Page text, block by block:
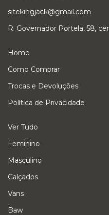
sitekingjack@gmail.com
R. Governador Portela, 58,
Home
Como Comprar
Trocas e Devoluções
Política de Privacidade
Ver Tudo
Feminino
Masculino
Calçados
Vans
Baw